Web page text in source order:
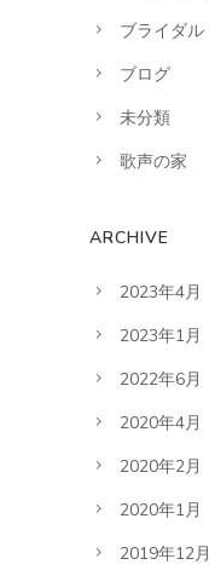
ブライダル
ブログ
未分類
歌声の家
ARCHIVE
2023年4月
2023年1月
2022年6月
2020年4月
2020年2月
2020年1月
2019年12月